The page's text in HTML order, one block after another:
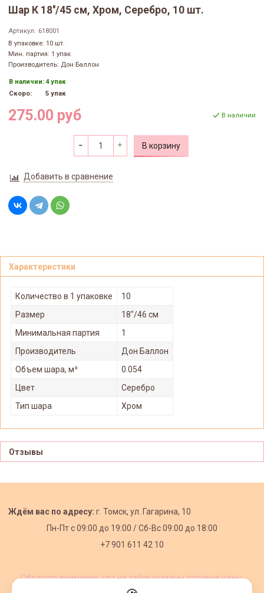
Шар К 18''/45 см, Хром, Серебро, 10 шт.
Артикул: 618001
В упаковке: 10 шт.
Мин. партия: 1 упак
Производитель: Дон Баллон
В наличии:4 упак
Скоро:
5 упак
275.00 руб В наличии
В корзину
Добавить в сравнение
Характеристики
Количество в 1 упаковке
10
Размер
18"/46 см
Минимальная партия
1
Производитель
Дон Баллон
Объем шара, м³
0.054
Цвет
Серебро
Тип шара
Хром
Отзывы
Ждём вас по адресу: г. Томск, ул. Гагарина, 10
Пн-Пт с09:00 до 19:00 /Сб-Вс 09:00 до 18:00
+7 901 611 42 10
Обратите внимание, что на сайте указаны оптовые цены,